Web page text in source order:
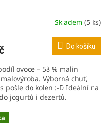
Skladem (5 ks)
Do košíku
ovoce – 58 % malin!
Výborná chuť,
pošle do kolen :-D Ideální na
jogurtů i dezertů.